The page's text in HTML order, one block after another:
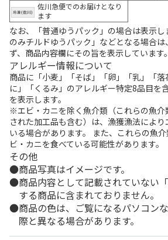
佐川急便でのお届けとなり
ます
なお、「普通ゆうパック」の場合は表示
のみチルドゆうパック」などとなる場合
ず、商品内容欄にその旨を表示しています。
アレルギー情報について
商品に「小麦」「そば」「卵」「乳」「
に」「くるみ」のアレルギー特定8品目を
を表示します。
※エビ・カニを除く魚介類（これらの魚
された加工品も含む）は、漁獲漁法によ
いる場合があります。 また、これらの魚
ビ・カニを食べている可能性があります。
その他
商品写真はイメージです。
商品内容として記載されていない
する商品に含まれておりません。
商品の色は、ご覧になるパソコン
際と異なる場合があります。